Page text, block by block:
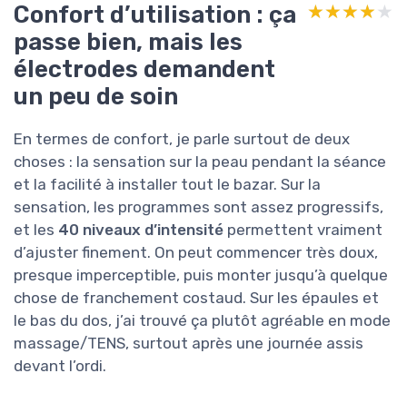
Confort d’utilisation : ça
passe bien, mais les
électrodes demandent
un peu de soin
★★★★★
★★★★★
En termes de confort, je parle surtout de deux
choses : la sensation sur la peau pendant la séance
et la facilité à installer tout le bazar. Sur la
sensation, les programmes sont assez progressifs,
et les 40 niveaux d’intensité permettent vraiment
d’ajuster finement. On peut commencer très doux,
presque imperceptible, puis monter jusqu’à quelque
chose de franchement costaud. Sur les épaules et
le bas du dos, j’ai trouvé ça plutôt agréable en mode
massage/TENS, surtout après une journée assis
devant l’ordi.